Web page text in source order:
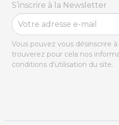
S’inscrire à la Newsletter
Vous pouvez vous désinscrire
trouverez pour cela nos
conditions d'utilisation du site.